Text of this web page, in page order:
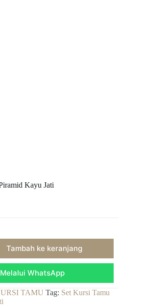
Kayu Jati
Tambah ke keranjang
WhatsApp
TAMU Tag: Set Kursi Tamu